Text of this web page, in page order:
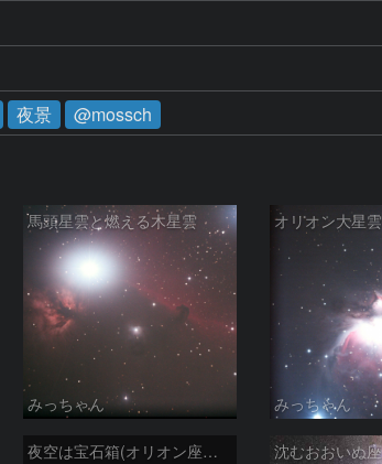
夜景 @mossch
馬頭星雲と燃える木星雲
みっちゃん
オリオン大星雲
みっちゃん
夜空は宝石箱(オリオン座大星雲 M42) Seestar50